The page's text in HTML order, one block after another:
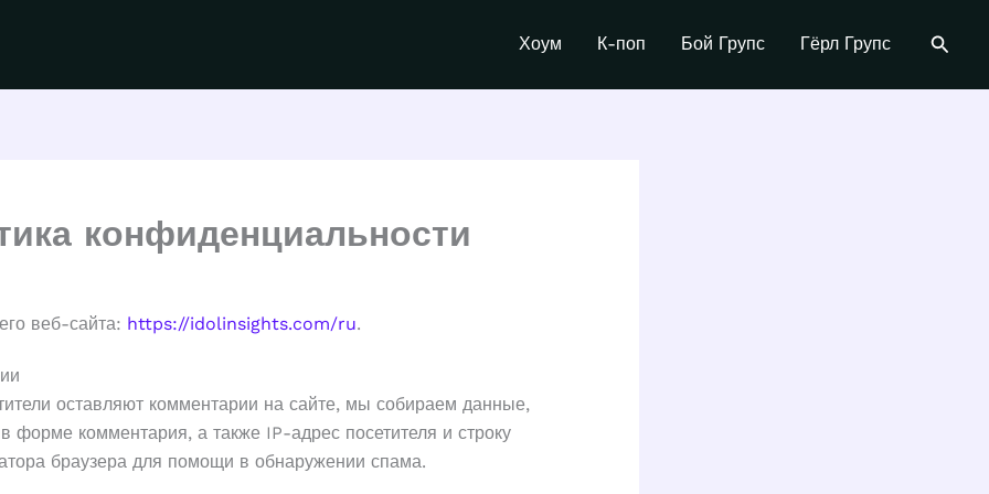
Хоум К-поп Бой Групс Гёрл Групс Поиск
конфиденциальности
веб-сайта: https://idolinsights.com/ru.
оставляют комментарии на сайте, мы собираем данные,
форме комментария, а также IP-адрес посетителя и строку
браузера для помощи в обнаружении спама.